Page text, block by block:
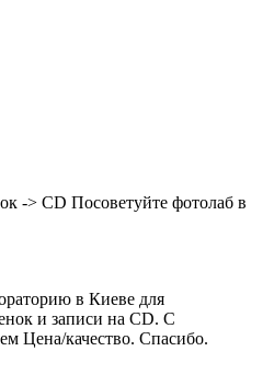
-> CD Посоветуйте фотолаб в
в Киеве для
и записи на CD. С
Цена/качество. Спасибо.